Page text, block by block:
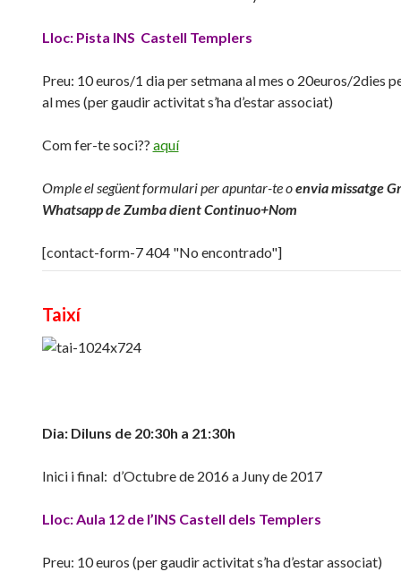
Lloc: Pista INS Castell Templers
Preu: 10 euros/1 dia per setmana al mes o 20euros/2dies
al mes (per gaudir activitat s’ha d’estar associat)
Com fer-te soci?? aquí
Omple el següent formulari per apuntar-te oenvia missatge
Whatsapp de Zumba dient Continuo+Nom
[contact-form-7 404 "No encontrado"]
Taixí
Dia: Diluns de 20:30h a 21:30h
Inici i final: d’Octubre de 2016 a Juny de 2017
Lloc: Aula 12 de l’INS Castell dels Templers
Preu: 10 euros (per gaudir activitat s’ha d’estar associat)